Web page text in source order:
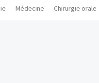
Médecine Chirurgie orale